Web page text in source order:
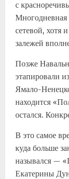
с
Многодневная
сетевой, хотя
залежей
Позже
этапировали
Ямало-
находится
остался.
В это самое
куда больше
назывался —
Екатерины